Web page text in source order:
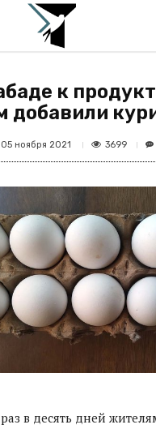
к
добавили
05 ноября 2021 3699
в десять дней